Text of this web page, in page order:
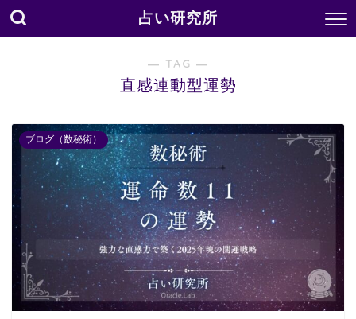
占い研究所
― TAG ―
直感連動型運勢
ブログ（数秘術）